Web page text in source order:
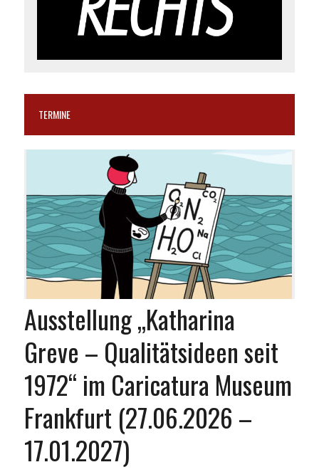
TERMINE
Ausstellung „Katharina
Greve – Qualitätsideen seit
1972“ im Caricatura Museum
Frankfurt (27.06.2026 –
17.01.2027)